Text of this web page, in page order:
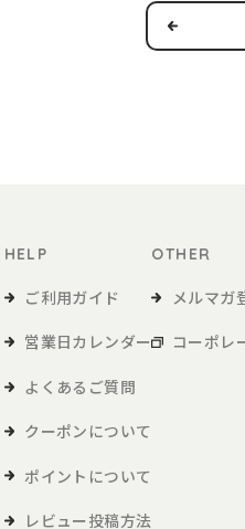
掲載等の方法により、本規約を変更
同意の上、本規約および当社が別途
、法定代理人の同意を得た上で、本
スを利用するにあたり、会員登録申請
申請者に以下の事由があると判断し
ことがある者からの申請である場合
HELP
ご利用ガイド
営業日カレンダー
よくあるご質問
クーポンについて
ポイントについて
レビュー投稿方法
OTHER
メルマガ
コーポレ